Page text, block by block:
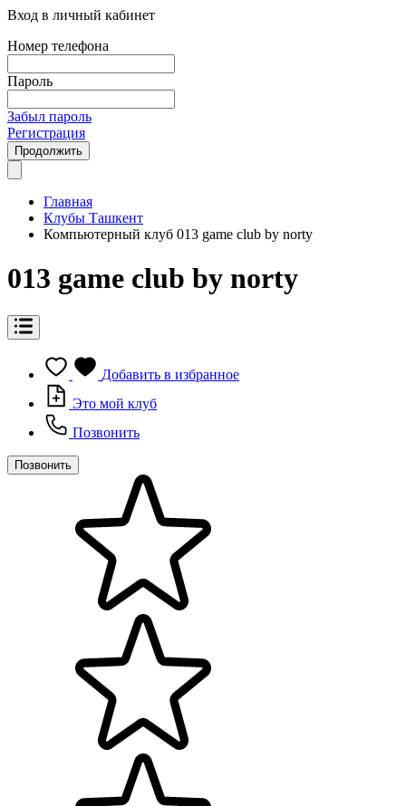
Вход в личный кабинет
Номер телефона
Пароль
Забыл пароль
Регистрация
Продолжить
Главная
Клубы Ташкент
Компьютерный клуб 013 game club by norty
013 game club by norty
Добавить в избранное
Это мой клуб
Позвонить
Позвонить